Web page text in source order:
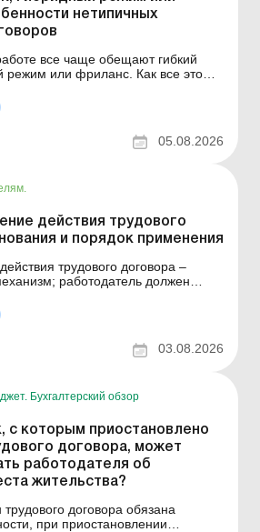
нетипичных
все чаще обещают гибкий
режим или фриланс. Как все это
Гибкий режим
условия установления и образцы
05.08.2026
действия трудового
и порядок применения
трудового договора –
работодатель должен
должен быть объективно
выполнять работу; если эти
– работодатель рискует не только
03.08.2026
Бухгалтерский обзор
с которым приостановлено
договора, может
работодателя об
жительства?
договора обязана
при приостановлении